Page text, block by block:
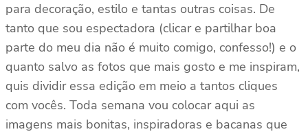
para decoração, estilo e tantas outras coisas. De
tanto que sou espectadora (clicar e partilhar boa
parte do meu dia não é muito comigo, confesso!) e o
quanto salvo as fotos que mais gosto e me inspiram,
quis dividir essa edição em meio a tantos cliques
com vocês. Toda semana vou colocar aqui as
imagens mais bonitas, inspiradoras e bacanas que